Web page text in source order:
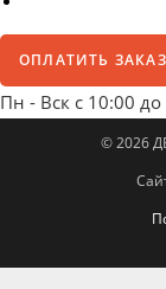
ОПЛАТИТЬ
Пн - Вск с 10:00 до
© 2026